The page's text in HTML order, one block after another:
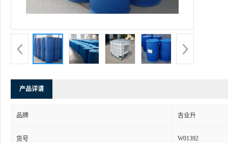
产品详请
品牌 吉业升
货号 W01392